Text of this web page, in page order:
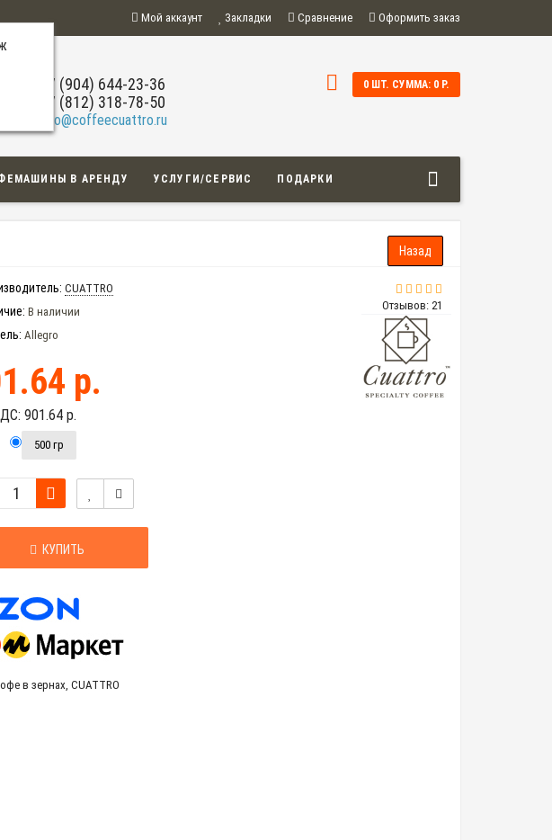
Мой аккаунт Закладки Сравнение Оформить заказ
+7 (904) 644-23-36
+7 (812) 318-78-50
info@coffeecuattro.ru
0 ШТ. СУММА: 0 Р.
В АРЕНДУ УСЛУГИ/СЕРВИС ПОДАРКИ
Отзывов: 21
CUATTRO
В наличии
Allegro
р.
901.64 р.
500 гр
КУПИТЬ
в зернах, CUATTRO